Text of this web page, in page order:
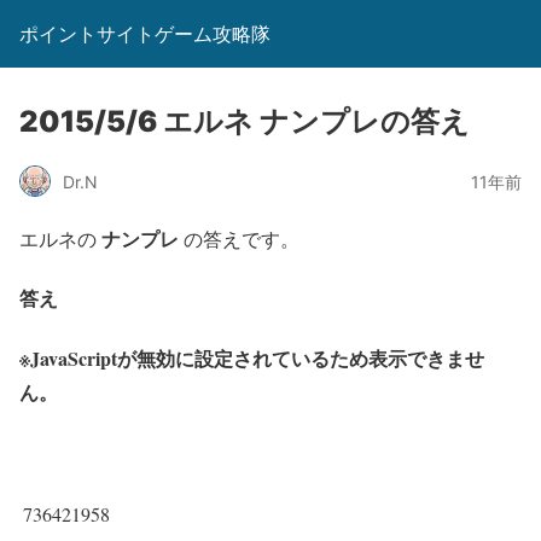
ポイントサイトゲーム攻略隊
2015/5/6 エルネ ナンプレの答え
Dr.N 11年前
エルネのナンプレ の答えです。
答え
※JavaScriptが無効に設定されているため表示できませ
ん。
736421958